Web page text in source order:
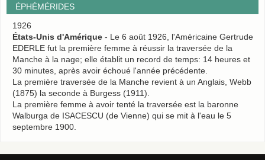
ÉPHÉMÉRIDES
1926
États-Unis d'Amérique - Le 6 août 1926, l'Américaine Gertrude
EDERLE fut la première femme à réussir la traversée de la
Manche à la nage; elle établit un record de temps: 14 heures et
30 minutes, après avoir échoué l'année précédente.
La première traversée de la Manche revient à un Anglais, Webb
(1875) la seconde à Burgess (1911).
La première femme à avoir tenté la traversée est la baronne
Walburga de ISACESCU (de Vienne) qui se mit à l'eau le 5
septembre 1900.